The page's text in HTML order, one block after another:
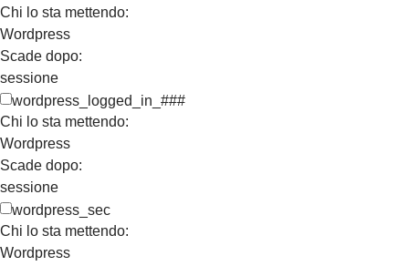
Chi lo sta mettendo:
Wordpress
Scade dopo:
sessione
wordpress_logged_in_###
Chi lo sta mettendo:
Wordpress
Scade dopo:
sessione
wordpress_sec
Chi lo sta mettendo:
Wordpress